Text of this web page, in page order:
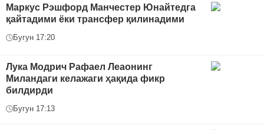
Маркус Рэшфорд Манчестер Юнайтедга
қайтадими ёки трансфер қилинадими
Бугун 17:20
Лука Модрич Рафаел Леаонинг
Миландаги келажаги ҳақида фикр
билдирди
Бугун 17:13